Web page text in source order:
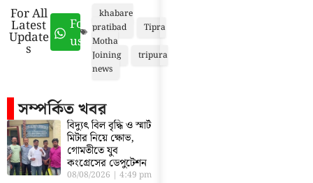
For All
Latest
Update
s
Follow
us
khabare
pratibad
Tipra
Motha
Joining
tripura
news
সম্পর্কিত খবর
বিদ্যুৎ বিল বৃদ্ধি ও স্মার্ট
মিটার নিয়ে ক্ষোভ,
গোমতীতে যুব
কংগ্রেসের ডেপুটেশন
08/08/2026 4:49 pm